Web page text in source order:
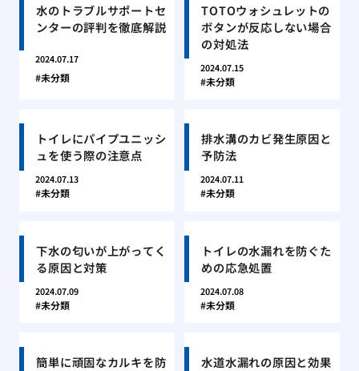
水のトラブルサポートセ
ンターの評判を徹底解説
2024.07.17
未分類
TOTOウォシュレットの
ボタンが反応しない場合
の対処法
2024.07.15
未分類
トイレにパイプユニッシ
ュを使う際の注意点
2024.07.13
未分類
排水溝のカビ発生原因と
予防法
2024.07.11
未分類
下水の匂いが上がってく
る原因と対策
2024.07.09
未分類
トイレの水漏れを防ぐた
めの応急処置
2024.07.08
未分類
簡単に頑固なカルキを防
水道水漏れの原因と効果